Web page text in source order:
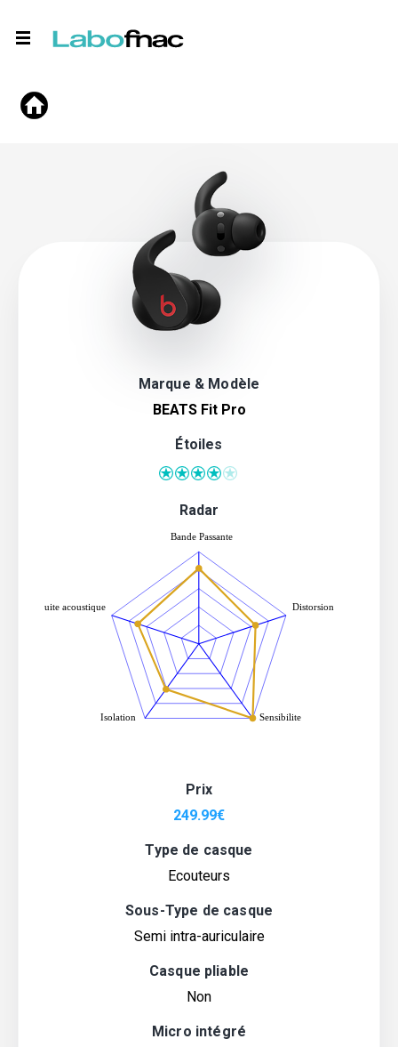
Marque & Modèle
BEATS Fit Pro
Étoiles
Radar
Prix
249.99€
Type de casque
Ecouteurs
Sous-Type de casque
Semi intra-auriculaire
Casque pliable
Non
Micro intégré